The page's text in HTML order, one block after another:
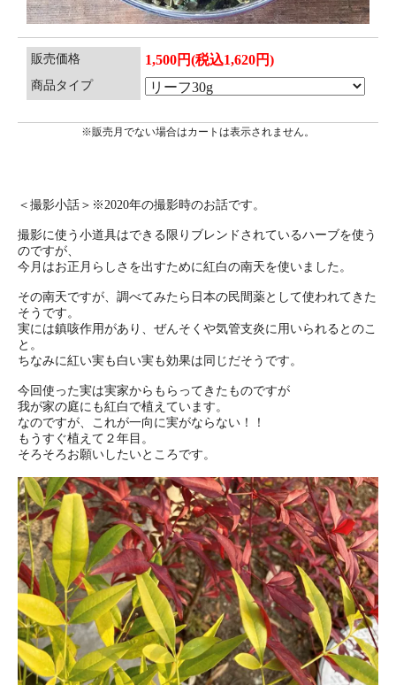
販売価格 1,500円(税込1,620円)
商品タイプ
※販売月でない場合はカートは表示されません。
＜撮影小話＞※2020年の撮影時のお話です。
撮影に使う小道具はできる限りブレンドされているハーブを使う
のですが、
今月はお正月らしさを出すために紅白の南天を使いました。
その南天ですが、調べてみたら日本の民間薬として使われてきた
そうです。
実には鎮咳作用があり、ぜんそくや気管支炎に用いられるとのこ
と。
ちなみに紅い実も白い実も効果は同じだそうです。
今回使った実は実家からもらってきたものですが
我が家の庭にも紅白で植えています。
なのですが、これが一向に実がならない！！
もうすぐ植えて２年目。
そろそろお願いしたいところです。